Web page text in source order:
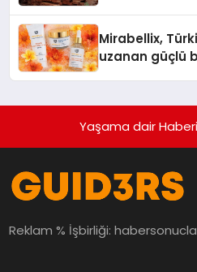
Mirabellix,
uzanan güçlü
Yaşama dair
Reklam % İşbirliği: